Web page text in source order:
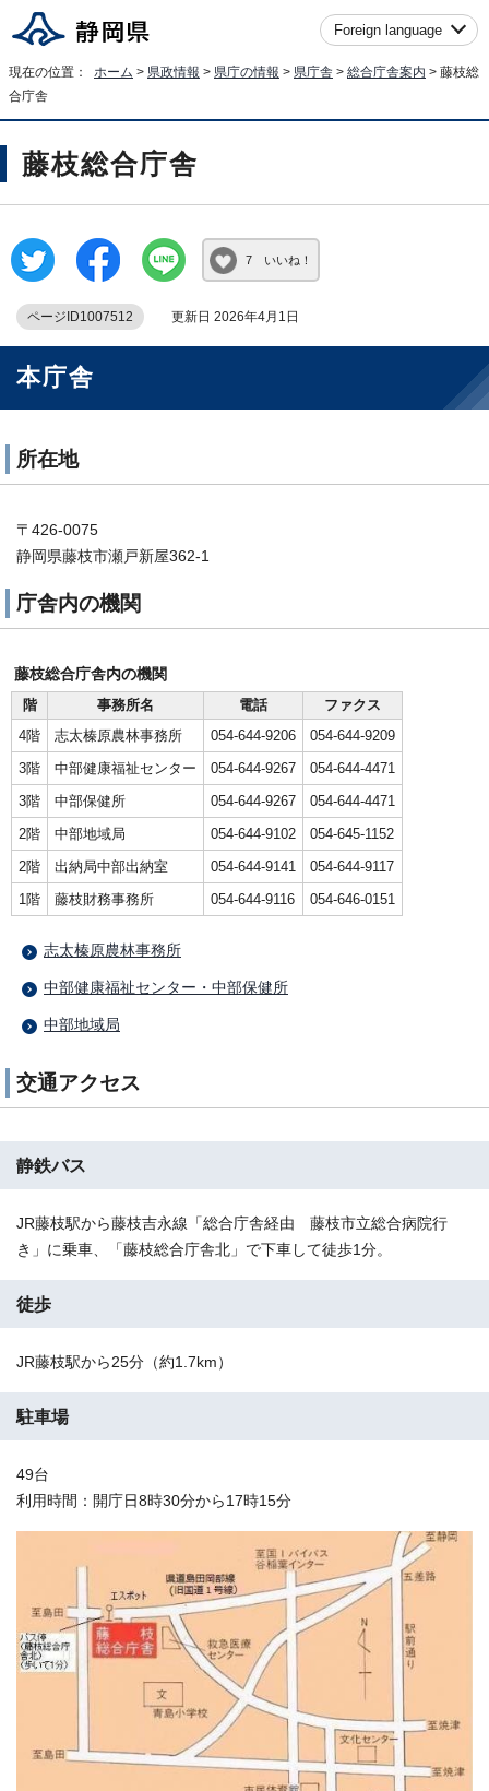
Foreign language
現在の位置： ホーム > 県政情報 > 県庁の情報 > 県庁舎 > 総合庁舎案内 > 藤枝総
合庁舎
藤枝総合庁舎
7 いいね！
ページID1007512 更新日 2026年4月1日
本庁舎
所在地
〒426-0075
静岡県藤枝市瀬戸新屋362-1
庁舎内の機関
藤枝総合庁舎内の機関
階
事務所名 電話
ファクス
4階
志太榛原農林事務所 054-644-9206
054-644-9209
3階
中部健康福祉センター 054-644-9267
054-644-4471
3階
中部保健所 054-644-9267
054-644-4471
2階
中部地域局 054-644-9102
054-645-1152
2階
出納局中部出納室 054-644-9141
054-644-9117
1階
藤枝財務事務所 054-644-9116 054-646-0151
志太榛原農林事務所
中部健康福祉センター・中部保健所
中部地域局
交通アクセス
静鉄バス
JR藤枝駅から藤枝吉永線「総合庁舎経由 藤枝市立総合病院行
き」に乗車、「藤枝総合庁舎北」で下車して徒歩1分。
徒歩
JR藤枝駅から25分（約1.7km）
駐車場
49台
利用時間：開庁日8時30分から17時15分